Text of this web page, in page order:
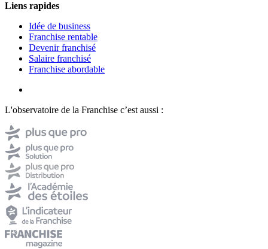
Liens rapides
Idée de business
Franchise rentable
Devenir franchisé
Salaire franchisé
Franchise abordable
L'observatoire de la Franchise c’est aussi :